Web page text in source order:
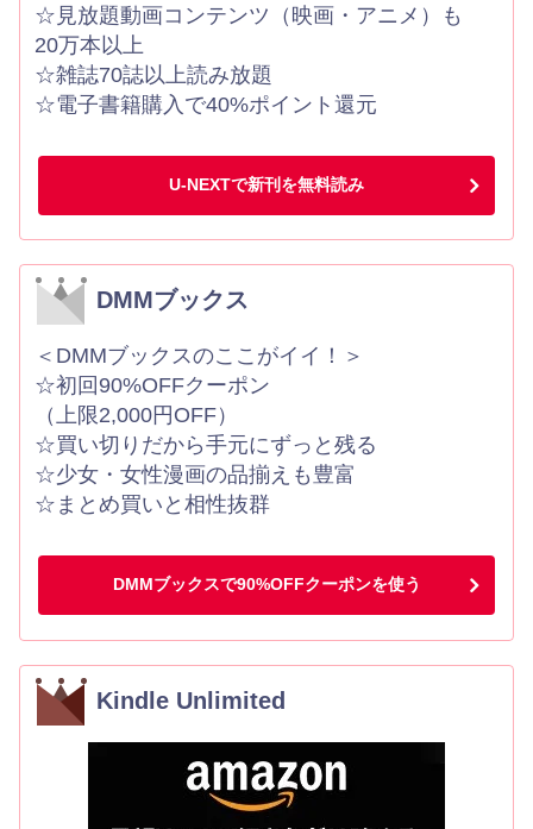
☆見放題動画コンテンツ（映画・アニメ）も
20万本以上
☆雑誌70誌以上読み放題
☆電子書籍購入で40%ポイント還元
U-NEXTで新刊を無料読み
DMMブックス
＜DMMブックスのここがイイ！＞
☆初回90%OFFクーポン
（上限2,000円OFF）
☆買い切りだから手元にずっと残る
☆少女・女性漫画の品揃えも豊富
☆まとめ買いと相性抜群
DMMブックスで90%OFFクーポンを使う
Kindle Unlimited